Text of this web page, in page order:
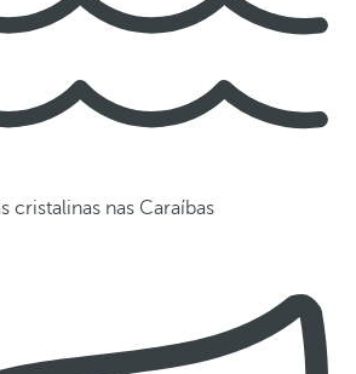
cristalinas nas Caraíbas